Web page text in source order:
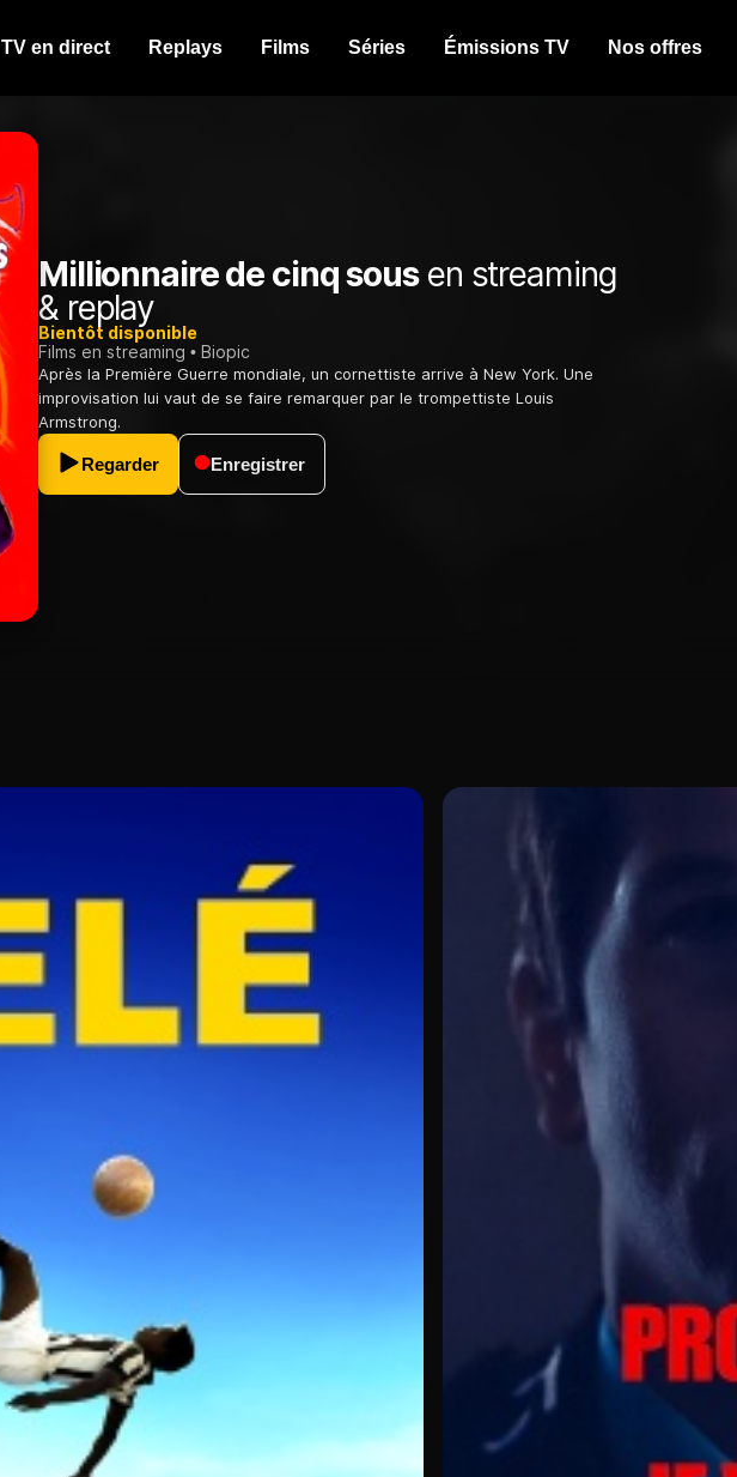
TV en direct Replays Films Séries Émissions TV Nos offres
Millionnaire de cinq sousen streaming
& replay
Bientôt disponible
Films en streaming
Biopic
Après la Première Guerre mondiale, un cornettiste arrive à New York. Une
improvisation lui vaut de se faire remarquer par le trompettiste Louis
Armstrong.
Regarder Enregistrer